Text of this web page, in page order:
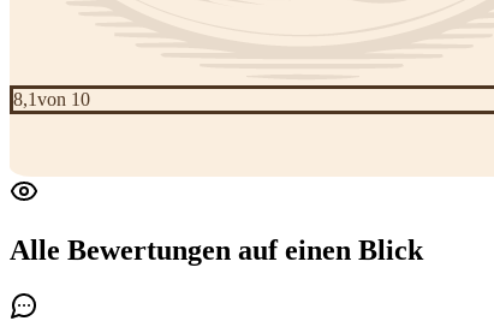
8,1von 10
Alle Bewertungen auf einen Blick